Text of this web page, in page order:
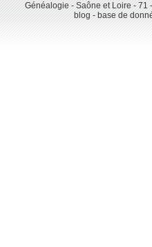
Généalogie - Saône et Loire -
blog - base de